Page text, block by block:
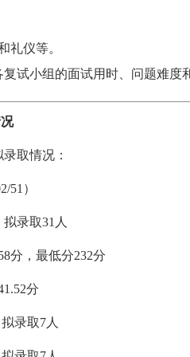
礼仪等。
复试小组的面试用时、问题难度
取情况：
51）
录取31人
分，最低分232分
分
录取7人